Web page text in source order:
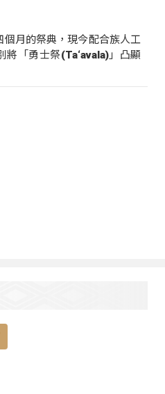
月的祭典，現今配合族人工
將「勇士祭(Ta‘avala)」凸顯